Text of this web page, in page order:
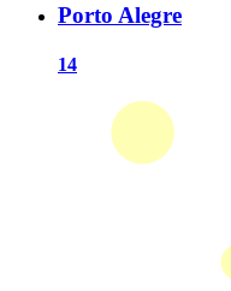
Porto Alegre
14